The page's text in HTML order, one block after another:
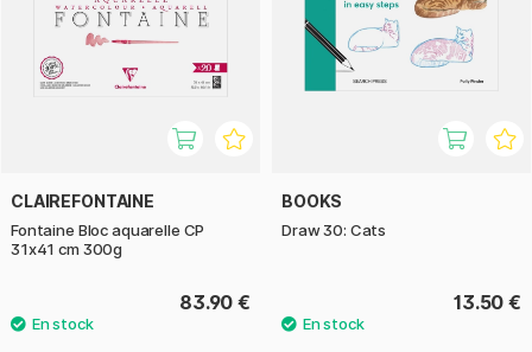
CLAIREFONTAINE
Fontaine Bloc aquarelle CP
31x41 cm 300g
83.90 €
BOOKS
Draw 30: Cats
13.50 €